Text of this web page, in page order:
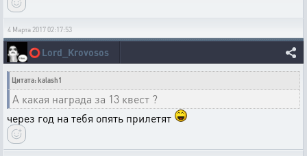
4 Марта 2017 02:17:53
⭕Lord_Krovosos
Цитата: kalash1
А какая награда за 13 квест ?
через год на тебя опять прилетят